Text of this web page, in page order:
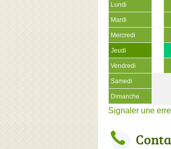
Lundi
Mardi
Mercredi
Jeudi
Vendredi
Samedi
Dimanche
Signaler une